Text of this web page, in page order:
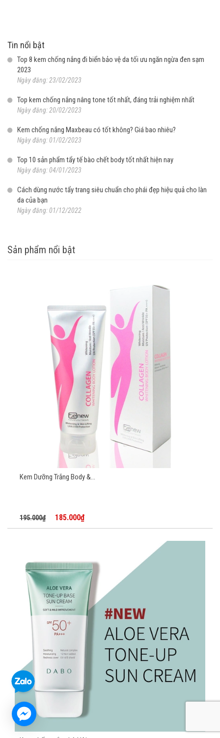
Tin nổi bật
Top 8 kem chống nắng đi biển bảo vệ da tối ưu ngăn ngừa đen sạm
2023
Ngày đăng: 23/02/2023
Top kem chống nắng nâng tone tốt nhất, đáng trải nghiệm nhất
Ngày đăng: 20/02/2023
Kem chống nắng Maxbeau có tốt không? Giá bao nhiêu?
Ngày đăng: 01/02/2023
Top 10 sản phẩm tẩy tế bào chết body tốt nhất hiện nay
Ngày đăng: 04/01/2023
Cách dùng nước tẩy trang siêu chuẩn cho phái đẹp hiệu quả cho làn
da của bạn
Ngày đăng: 01/12/2022
Sản phẩm nổi bật
Kem Dưỡng Trắng Body &...
195.000₫ 185.000₫